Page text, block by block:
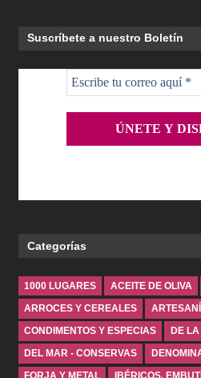
Suscríbete a nuestro Boletín
Categorías
1000 LUGARES ACEITE DE OLIVA
ARROCES Y CEREALES
CONDIMENTOS Y ESPECIAS DE
DEL MAR - CONSERVAS